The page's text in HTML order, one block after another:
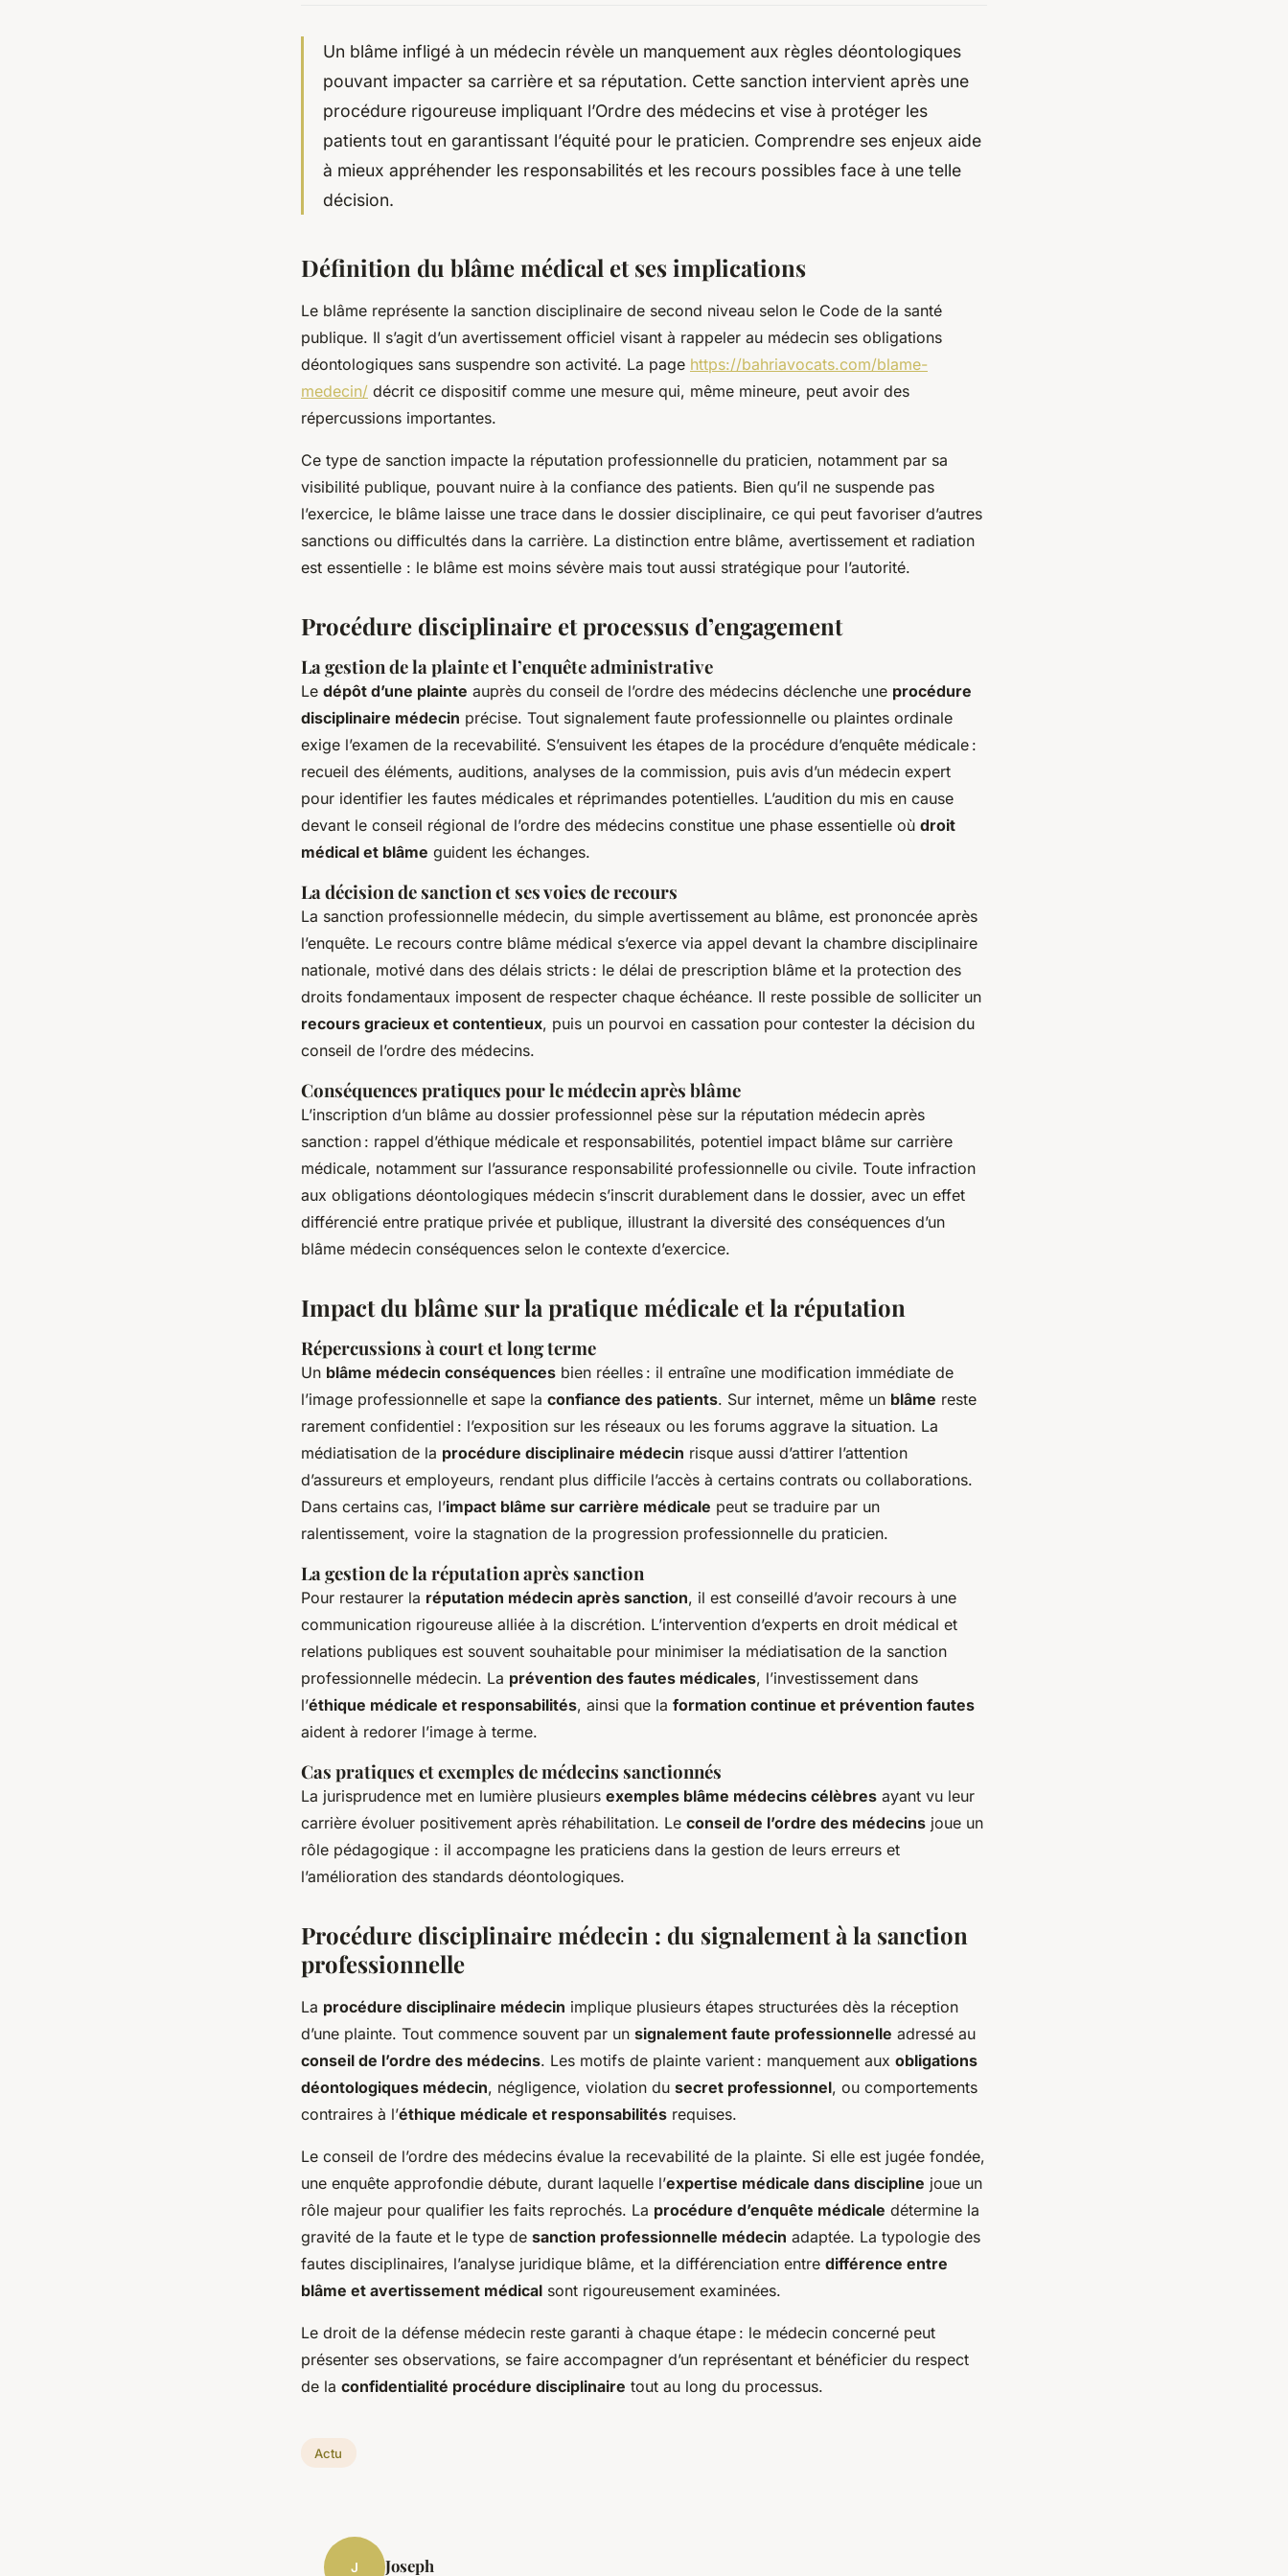
Un blâme infligé à un médecin révèle un manquement aux règles déontologiques
pouvant impacter sa carrière et sa réputation. Cette sanction intervient après une
procédure rigoureuse impliquant l’Ordre des médecins et vise à protéger les
patients tout en garantissant l’équité pour le praticien. Comprendre ses enjeux aide
à mieux appréhender les responsabilités et les recours possibles face à une telle
décision.
Définition du blâme médical et ses implications
Le blâme représente la sanction disciplinaire de second niveau selon le Code de la santé
publique. Il s’agit d’un avertissement officiel visant à rappeler au médecin ses obligations
déontologiques sans suspendre son activité. La page https://bahriavocats.com/blame-
medecin/ décrit ce dispositif comme une mesure qui, même mineure, peut avoir des
répercussions importantes.
Ce type de sanction impacte la réputation professionnelle du praticien, notamment par sa
visibilité publique, pouvant nuire à la confiance des patients. Bien qu’il ne suspende pas
l’exercice, le blâme laisse une trace dans le dossier disciplinaire, ce qui peut favoriser d’autres
sanctions ou difficultés dans la carrière. La distinction entre blâme, avertissement et radiation
est essentielle : le blâme est moins sévère mais tout aussi stratégique pour l’autorité.
Procédure disciplinaire et processus d’engagement
La gestion de la plainte et l’enquête administrative
Le dépôt d’une plainte auprès du conseil de l’ordre des médecins déclenche une procédure
disciplinaire médecin précise. Tout signalement faute professionnelle ou plaintes ordinale
exige l’examen de la recevabilité. S’ensuivent les étapes de la procédure d’enquête médicale :
recueil des éléments, auditions, analyses de la commission, puis avis d’un médecin expert
pour identifier les fautes médicales et réprimandes potentielles. L’audition du mis en cause
devant le conseil régional de l’ordre des médecins constitue une phase essentielle où droit
médical et blâme guident les échanges.
La décision de sanction et ses voies de recours
La sanction professionnelle médecin, du simple avertissement au blâme, est prononcée après
l’enquête. Le recours contre blâme médical s’exerce via appel devant la chambre disciplinaire
nationale, motivé dans des délais stricts : le délai de prescription blâme et la protection des
droits fondamentaux imposent de respecter chaque échéance. Il reste possible de solliciter un
recours gracieux et contentieux, puis un pourvoi en cassation pour contester la décision du
conseil de l’ordre des médecins.
Conséquences pratiques pour le médecin après blâme
L’inscription d’un blâme au dossier professionnel pèse sur la réputation médecin après
sanction : rappel d’éthique médicale et responsabilités, potentiel impact blâme sur carrière
médicale, notamment sur l’assurance responsabilité professionnelle ou civile. Toute infraction
aux obligations déontologiques médecin s’inscrit durablement dans le dossier, avec un effet
différencié entre pratique privée et publique, illustrant la diversité des conséquences d’un
blâme médecin conséquences selon le contexte d’exercice.
Impact du blâme sur la pratique médicale et la réputation
Répercussions à court et long terme
Un blâme médecin conséquences bien réelles : il entraîne une modification immédiate de
l’image professionnelle et sape la confiance des patients. Sur internet, même un blâme reste
rarement confidentiel : l’exposition sur les réseaux ou les forums aggrave la situation. La
médiatisation de la procédure disciplinaire médecin risque aussi d’attirer l’attention
d’assureurs et employeurs, rendant plus difficile l’accès à certains contrats ou collaborations.
Dans certains cas, l’impact blâme sur carrière médicale peut se traduire par un
ralentissement, voire la stagnation de la progression professionnelle du praticien.
La gestion de la réputation après sanction
Pour restaurer la réputation médecin après sanction, il est conseillé d’avoir recours à une
communication rigoureuse alliée à la discrétion. L’intervention d’experts en droit médical et
relations publiques est souvent souhaitable pour minimiser la médiatisation de la sanction
professionnelle médecin. La prévention des fautes médicales, l’investissement dans
l’éthique médicale et responsabilités, ainsi que la formation continue et prévention fautes
aident à redorer l’image à terme.
Cas pratiques et exemples de médecins sanctionnés
La jurisprudence met en lumière plusieurs exemples blâme médecins célèbres ayant vu leur
carrière évoluer positivement après réhabilitation. Le conseil de l’ordre des médecins joue un
rôle pédagogique : il accompagne les praticiens dans la gestion de leurs erreurs et
l’amélioration des standards déontologiques.
Procédure disciplinaire médecin : du signalement à la sanction
professionnelle
La procédure disciplinaire médecin implique plusieurs étapes structurées dès la réception
d’une plainte. Tout commence souvent par un signalement faute professionnelle adressé au
conseil de l’ordre des médecins. Les motifs de plainte varient : manquement aux obligations
déontologiques médecin, négligence, violation du secret professionnel, ou comportements
contraires à l’éthique médicale et responsabilités requises.
Le conseil de l’ordre des médecins évalue la recevabilité de la plainte. Si elle est jugée fondée,
une enquête approfondie débute, durant laquelle l’expertise médicale dans discipline joue un
rôle majeur pour qualifier les faits reprochés. La procédure d’enquête médicale détermine la
gravité de la faute et le type de sanction professionnelle médecin adaptée. La typologie des
fautes disciplinaires, l’analyse juridique blâme, et la différenciation entre différence entre
blâme et avertissement médical sont rigoureusement examinées.
Le droit de la défense médecin reste garanti à chaque étape : le médecin concerné peut
présenter ses observations, se faire accompagner d’un représentant et bénéficier du respect
de la confidentialité procédure disciplinaire tout au long du processus.
Actu
J Joseph